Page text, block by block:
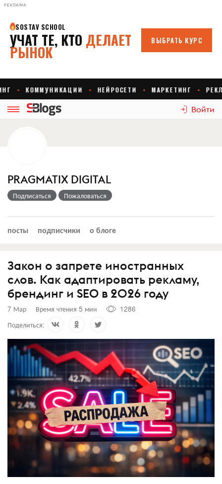
РЕКЛАМА
Войти
PRAGMATIX DIGITAL
Подписаться Пожаловаться
посты подписчики о блоге
Закон о запрете иностранных
слов. Как адаптировать рекламу,
брендинг и SEO в 2026 году
7 Мар Время чтения 5 мин
1286
Поделиться: